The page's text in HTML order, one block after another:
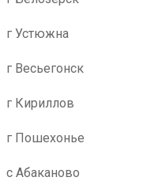
г Устюжна
г Весьегонск
г Кириллов
г Пошехонье
с Абаканово